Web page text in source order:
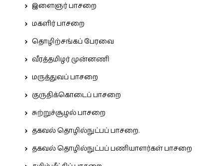
இளைஞர் பாசறை
மகளிர் பாசறை
தொழிற்சங்கப் பேரவை
வீரத்தமிழர் முன்னணி
மருத்துவப் பாசறை
குருதிக்கொடைப் பாசறை
சுற்றுச்சூழல் பாசறை
தகவல் தொழில்நுட்பப் பாசறை.
தகவல் தொழில்நுட்பப் பணியாளர்கள் பாசறை